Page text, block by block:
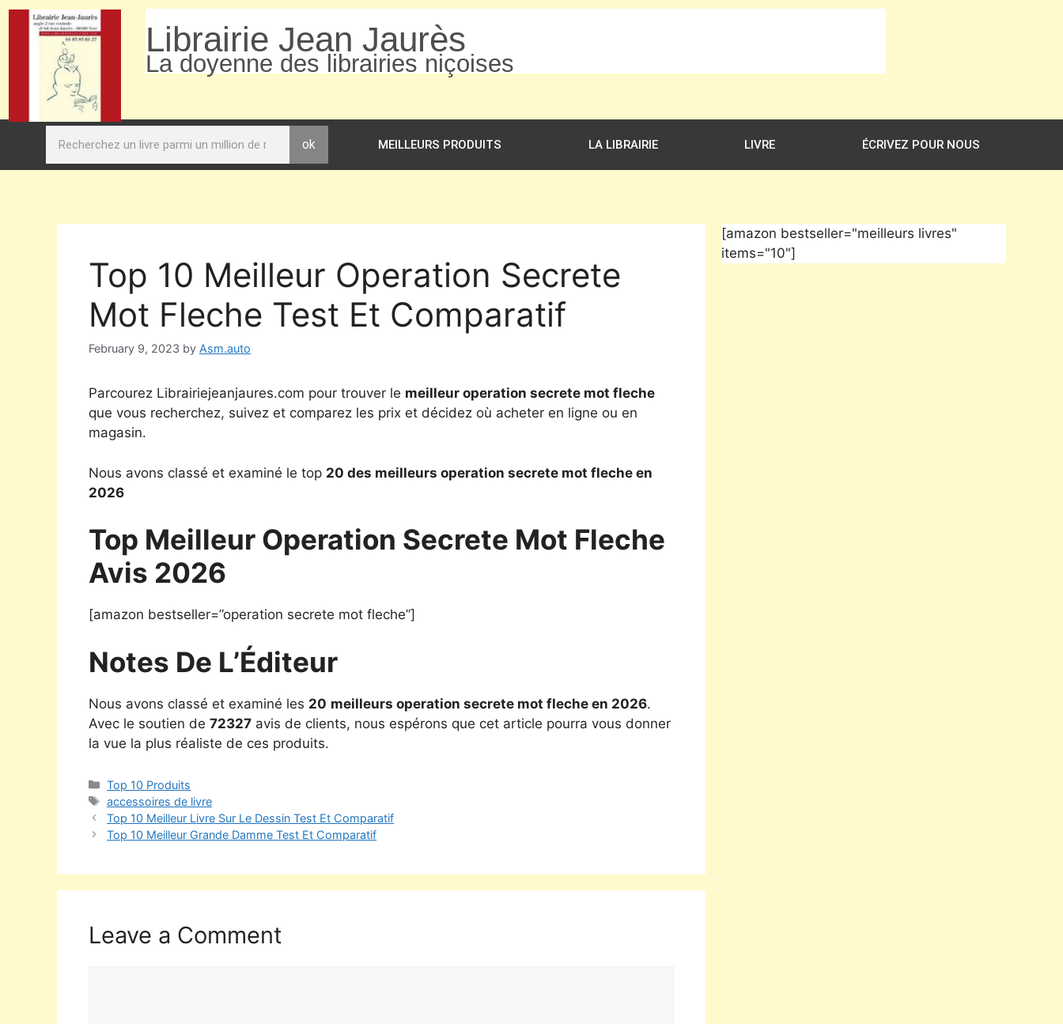
Librairie Jean Jaurès
La doyenne des librairies niçoises
ok MEILLEURS PRODUITS LA LIBRAIRIE LIVRE ÉCRIVEZ POUR NOUS
Top 10 Meilleur Operation Secrete
Mot Fleche Test Et Comparatif
February 9, 2023 by Asm.auto
Parcourez Librairiejeanjaures.com pour trouver le meilleur operation secrete mot fleche
que vous recherchez, suivez et comparez les prix et décidez où acheter en ligne ou en
magasin.
Nous avons classé et examiné le top 20 des meilleurs operation secrete mot fleche en
2026
Top Meilleur Operation Secrete Mot Fleche
Avis 2026
[amazon bestseller=”operation secrete mot fleche”]
Notes De L’Éditeur
Nous avons classé et examiné les 20 meilleurs operation secrete mot fleche en 2026.
Avec le soutien de 72327 avis de clients, nous espérons que cet article pourra vous donner
la vue la plus réaliste de ces produits.
Top 10 Produits
accessoires de livre
Top 10 Meilleur Livre Sur Le Dessin Test Et Comparatif
Top 10 Meilleur Grande Damme Test Et Comparatif
Leave a Comment
[amazon bestseller="meilleurs livres"
items="10"]